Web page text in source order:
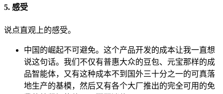
5. 感受
说点直观上的感受。
中国的崛起不可避免。这个产品开发的成本让我一直想
说这句话。我们不仅有普惠大众的豆包、元宝那样的成
品智能体，又有这种成本不到国外三十分之一的可真落
地生产的基模，然后又有各个大厂推出的完全可用的免